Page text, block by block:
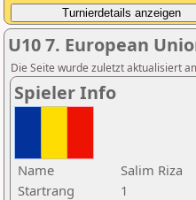
U10 7. European
Die Seite wurde zuletzt aktualisiert
Spieler Info
Name
Salim Riza
Startrang
1